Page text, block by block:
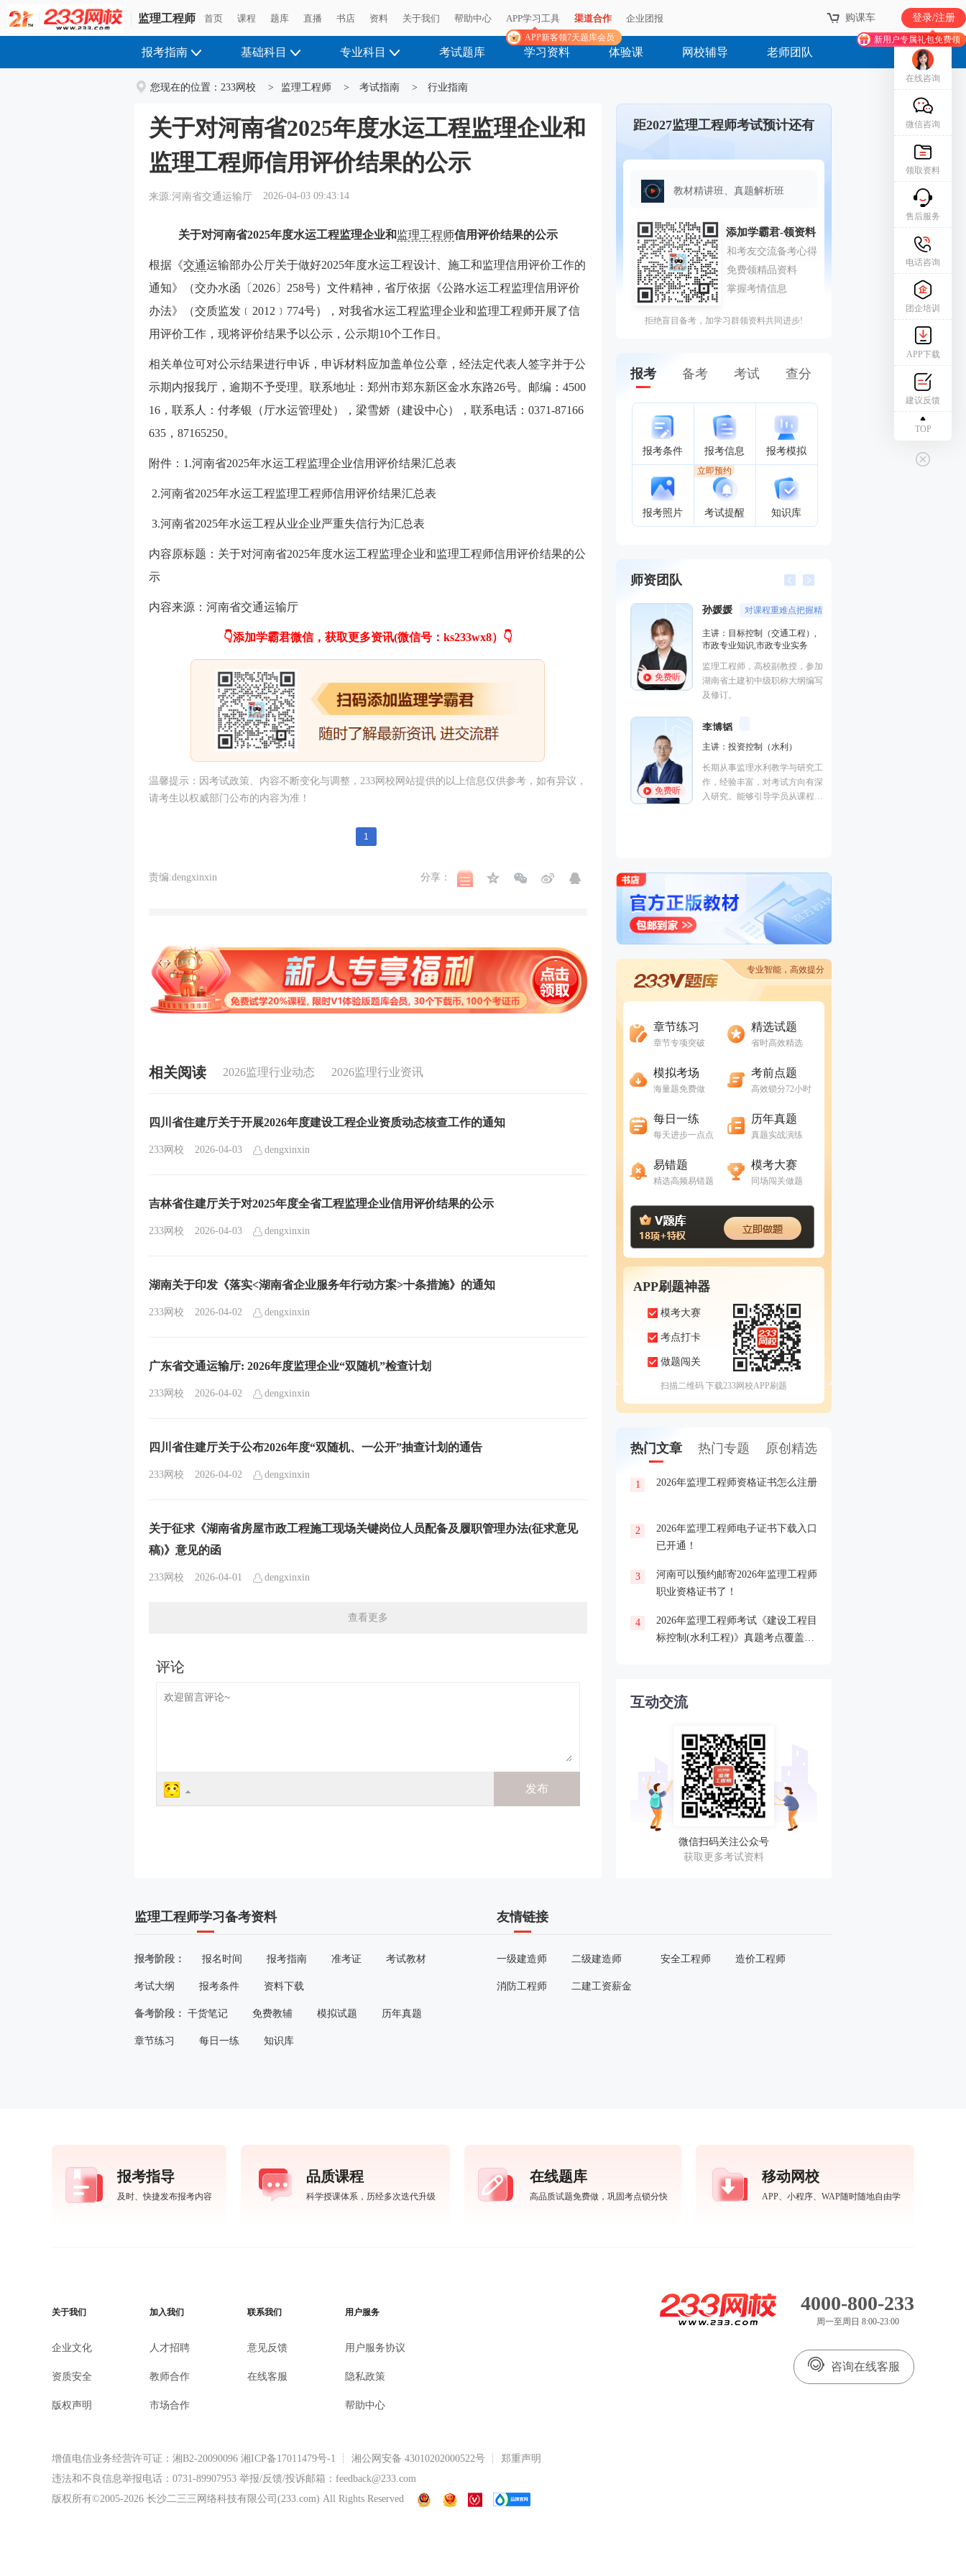
监理工程师 首页 课程 题库 直播 书店 资料 关于我们 帮助中心 APP学习工具
APP新客领7天题库会员
渠道合作 企业团报 购课车 登录/注册
新用户专属礼包免费领
监理工程师 首页 课程 题库 直播 书店 资料 关于我们 帮助中心 APP学习工具
APP新客领7天题库会员
渠道合作 企业团报 购课车 登录/注册
新用户专属礼包免费领
报考指南 基础科目 专业科目 考试题库 学习资料 体验课 网校辅导 老师团队
您现在的位置： 233网校 > 监理工程师 > 考试指南 > 行业指南
关于对河南省2025年度水运工程监理企业和
监理工程师信用评价结果的公示
来源:河南省交通运输厅 2026-04-03 09:43:14
关于对河南省2025年度水运工程监理企业和监理工程师信用评价结果的公示
根据《交通运输部办公厅关于做好2025年度水运工程设计、施工和监理信用评价工作的
通知》（交办水函〔2026〕258号）文件精神，省厅依据《公路水运工程监理信用评价
办法》（交质监发﹝2012﹞774号），对我省水运工程监理企业和监理工程师开展了信
用评价工作，现将评价结果予以公示，公示期10个工作日。
相关单位可对公示结果进行申诉，申诉材料应加盖单位公章，经法定代表人签字并于公
示期内报我厅，逾期不予受理。联系地址：郑州市郑东新区金水东路26号。邮编：4500
16，联系人：付孝银（厅水运管理处），梁雪娇（建设中心），联系电话：0371-87166
635，87165250。
附件：1.河南省2025年水运工程监理企业信用评价结果汇总表
2.河南省2025年水运工程监理工程师信用评价结果汇总表
3.河南省2025年水运工程从业企业严重失信行为汇总表
内容原标题：关于对河南省2025年度水运工程监理企业和监理工程师信用评价结果的公
示
内容来源：河南省交通运输厅
👇添加学霸君微信，获取更多资讯(微信号：ks233wx8） 👇
温馨提示：因 考试政策、内容不断变化与调整，233网校 网站提供的以上信息仅供参考，如有异议，
请考生以权威部门公布的内容为准！
1
责编:dengxinxin 分享：
相关阅读 2026监理行业动态 2026监理行业资讯
四川省住建厅关于开展2026年度建设工程企业资质动态核查工作的通知
233网校 2026-04-03 dengxinxin
吉林省住建厅关于对2025年度全省工程监理企业信用评价结果的公示
233网校 2026-04-03 dengxinxin
湖南关于印发《落实<湖南省企业服务年行动方案>十条措施》的通知
233网校 2026-04-02 dengxinxin
广东省交通运输厅: 2026年度监理企业“双随机”检查计划
233网校 2026-04-02 dengxinxin
四川省住建厅关于公布2026年度“双随机、一公开”抽查计划的通告
233网校 2026-04-02 dengxinxin
关于征求《湖南省房屋市政工程施工现场关键岗位人员配备及履职管理办法(征求意见
稿)》意见的函
233网校 2026-04-01 dengxinxin
查看更多
距2027监理工程师考试预计还有
教材精讲班、真题解析班
拒绝盲目备考，加学习群领资料共同进步!
报考 备考 考试 查分
报考条件 报考信息 报考模拟
报考照片 考试提醒
立即预约
知识库
师资团队
对课程重难点把握精准，讲授通俗易懂，受到广大学员好评
主讲：目标控制（交通工程）,
监理工程师，高校副教授，参加
湖南省土建初中级职称大纲编写
长期从事监理水利教学与研究工
作，经验丰富，对考试方向有深
入研究。能够引导学员从课程和
免费听
唐忍 分数收割机
主讲：合同管理,安全生产法律
法规,安全生产法规
优秀安全工程师、监理工程师讲
师。善于重点击破晦涩法理点，
免费听
主讲：建设工程造价管理,理论
中国人民大学硕士，多年工程造
价咨询实战经验，建设部住宅试
专业智能，高效提分
章节练习
章节专项突破
精选试题
省时高效精选
模拟考场
海量题免费做
考前点题
高效锁分72小时
每日一练
每天进步一点点
历年真题
真题实战演练
易错题
精选高频易错题
模考大赛
同场闯关做题
APP刷题神器
模考大赛
考点打卡
做题闯关
扫描二维码 下载233网校APP刷题
热门文章 热门专题 原创精选
1 2026年监理工程师资格证书怎么注册
2
2026年监理工程师电子证书下载入口
已开通！
3
河南可以预约邮寄2026年监理工程师
职业资格证书了！
4
2026年监理工程师考试《建设工程目
标控制(水利工程)》真题考点覆盖情
互动交流
微信扫码关注公众号
获取更多考试资料
监理工程师学习备考资料
报考阶段： 报名时间 报考指南 准考证 考试教材
考试大纲 报考条件 资料下载
备考阶段： 干货笔记 免费教辅 模拟试题 历年真题
章节练习 每日一练 知识库
友情链接
一级建造师 二级建造师 安全工程师 造价工程师
消防工程师 二建工资薪金
报考指导
及时、快捷发布报考内容
品质课程
科学授课体系，历经多次迭代升级
在线题库
高品质试题免费做，巩固考点锁分快
移动网校
APP、小程序、WAP随时随地自由学
关于我们
企业文化
资质安全
版权声明
加入我们
人才招聘
教师合作
市场合作
联系我们
意见反馈
在线客服
用户服务
用户服务协议
隐私政策
帮助中心
4000-800-233
周一至周日 8:00-23:00
咨询在线客服
增值电信业务经营许可证：湘B2-20090096 湘ICP备17011479号-1 ┊ 湘公网安备 43010202000522号 ┊ 郑重声明
违法和不良信息举报电话：0731-89907953 举报/反馈/投诉邮箱：feedback@233.com
版权所有©2005-2026 长沙二三三网络科技有限公司(233.com) All Rights Reserved
在线咨询
微信咨询
领取资料
售后服务
电话咨询
团企培训
APP下载
建议反馈
TOP